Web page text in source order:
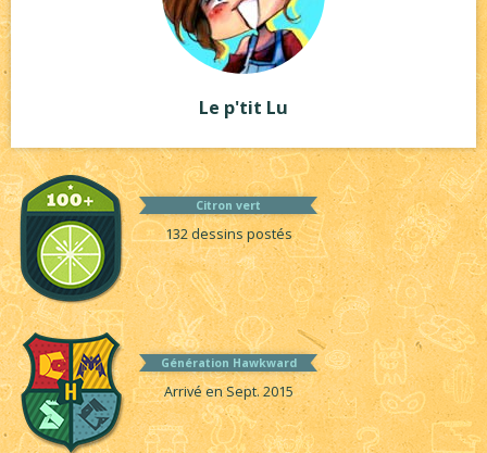
Le p'tit Lu
Citron vert
132 dessins postés
Génération Hawkward
Arrivé en Sept. 2015